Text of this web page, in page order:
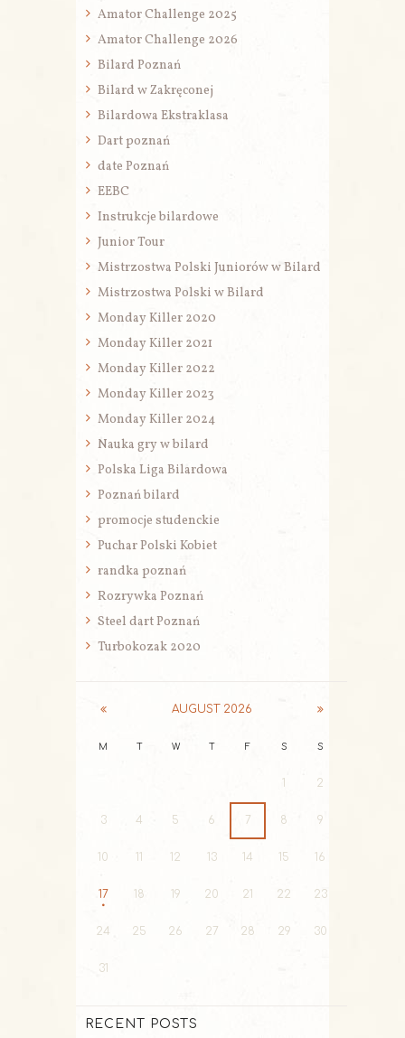
Amator Challenge 2025
Amator Challenge 2026
Bilard Poznań
Bilard w Zakręconej
Bilardowa Ekstraklasa
Dart poznań
date Poznań
EEBC
Instrukcje bilardowe
Junior Tour
Mistrzostwa Polski Juniorów w Bilard
Mistrzostwa Polski w Bilard
Monday Killer 2020
Monday Killer 2021
Monday Killer 2022
Monday Killer 2023
Monday Killer 2024
Nauka gry w bilard
Polska Liga Bilardowa
Poznań bilard
promocje studenckie
Puchar Polski Kobiet
randka poznań
Rozrywka Poznań
Steel dart Poznań
Turbokozak 2020
AUGUST 2026
M T W T F S S
2
3 4 5 6 7 8 9
10 11 12 13 14 15 16
17 18 19 20 21 22 23
24 25 26 27 28 29 30
31
RECENT POSTS